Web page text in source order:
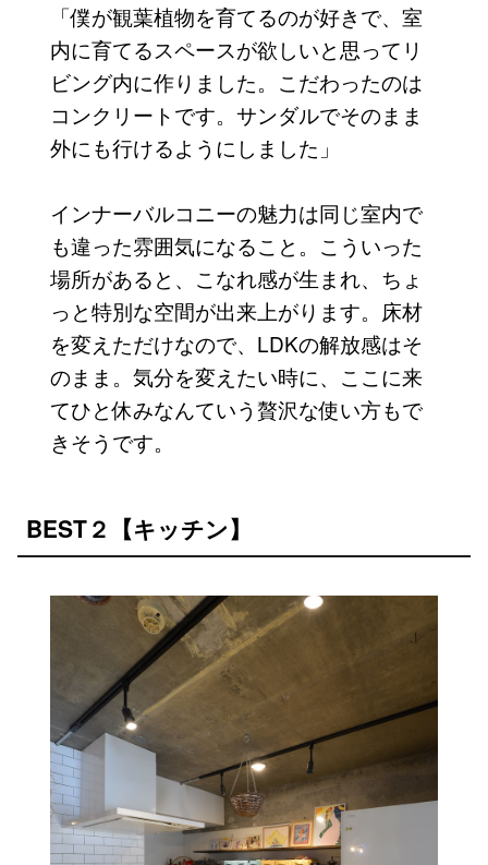
「僕が観葉植物を育てるのが好きで、室
内に育てるスペースが欲しいと思ってリ
ビング内に作りました。こだわったのは
コンクリートです。サンダルでそのまま
外にも行けるようにしました」
インナーバルコニーの魅力は同じ室内で
も違った雰囲気になること。こういった
場所があると、こなれ感が生まれ、ちょ
っと特別な空間が出来上がります。床材
を変えただけなので、LDKの解放感はそ
のまま。気分を変えたい時に、ここに来
てひと休みなんていう贅沢な使い方もで
きそうです。
BEST２【キッチン】